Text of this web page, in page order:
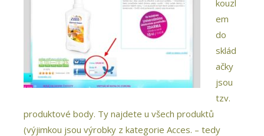
kouzl
em
do
sklád
ačky
jsou
tzv.
produktové body. Ty najdete u všech produktů
(výjimkou jsou výrobky z kategorie Acces. – tedy